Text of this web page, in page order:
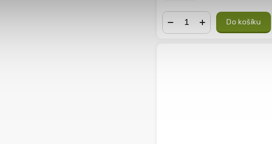
Do košíku